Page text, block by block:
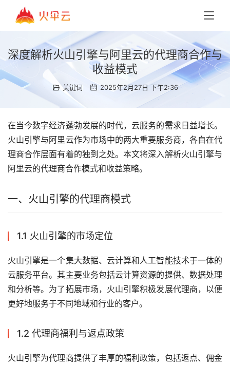
深度解析火山引擎与阿里云的代理商合作与
收益模式
关键词 2025年2月27日 下午2:36
在当今数字经济蓬勃发展的时代，云服务的需求日益增长。
火山引擎与阿里云作为市场中的两大重要服务商，各自在代
理商合作层面有着的独到之处。本文将深入解析火山引擎与
阿里云的代理商合作模式和收益策略。
一、火山引擎的代理商模式
1.1 火山引擎的市场定位
火山引擎是一个集大数据、云计算和人工智能技术于一体的
云服务平台。其主要业务包括云计算资源的提供、数据处理
和分析等。为了拓展市场，火山引擎积极发展代理商，以便
更好地服务于不同地域和行业的客户。
1.2 代理商福利与返点政策
火山引擎为代理商提供了丰厚的福利政策，包括返点、佣金